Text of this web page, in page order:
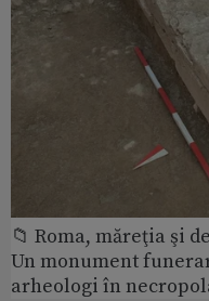
📁 Roma, măreţia şi
Un monument
arheologi în